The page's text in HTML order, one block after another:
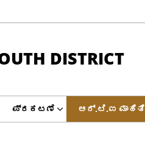
DISTRICT
ಪ್ರಕಟಣೆ ಆರ್.ಟಿ.ಐ ಮಾಹಿತಿ